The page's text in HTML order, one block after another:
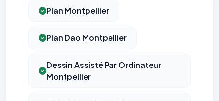
Plan Montpellier
Plan Dao Montpellier
Dessin Assisté Par Ordinateur
Montpellier